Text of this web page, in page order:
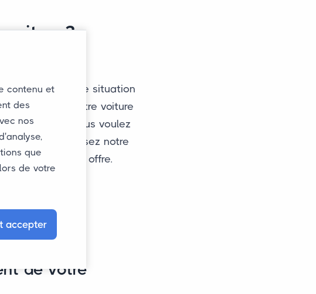
Dans cette situation
que votre voiture
de statut. Vous voulez
Remplissez notre
une offre.
de votre
contenu et
des
nos
que
de votre
accepter